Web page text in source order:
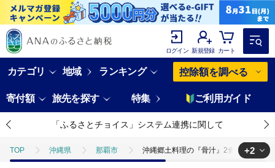
ログイン 新規登録 カート
カテゴリ 地域 ランキング 控除額を調べる
寄付額 旅先を探す 特集 ご利用ガイド
「ふるさとチョイス」システム連携に関して
TOP 沖縄県 那覇市 沖縄郷土料理の『骨汁』2食・骨付き
+2